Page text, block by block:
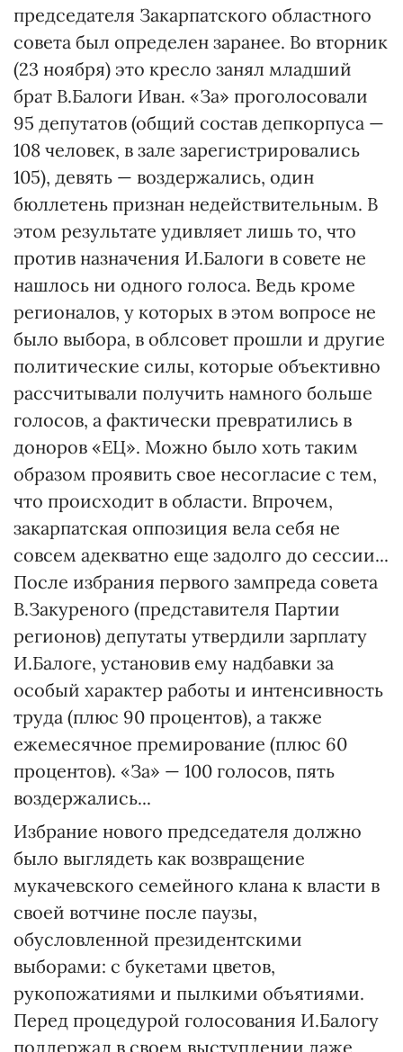
председателя Закарпатского областного
совета был определен заранее. Во вторник
(23 ноября) это кресло занял младший
брат В.Балоги Иван. «За» проголосовали
95 депутатов (общий состав депкорпуса —
108 человек, в зале зарегистрировались
105), девять — воздержались, один
бюллетень признан недействительным. В
этом результате удивляет лишь то, что
против назначения И.Балоги в совете не
нашлось ни одного голоса. Ведь кроме
регионалов, у которых в этом вопросе не
было выбора, в облсовет прошли и другие
политические силы, которые объективно
рассчитывали получить намного больше
голосов, а фактически превратились в
доноров «ЕЦ». Можно было хоть таким
образом проявить свое несогласие с тем,
что происходит в области. Впрочем,
закарпатская оппозиция вела себя не
совсем адекватно еще задолго до сессии...
После избрания первого зампреда совета
В.Закуреного (представителя Партии
регионов) депутаты утвердили зарплату
И.Балоге, установив ему надбавки за
особый характер работы и интенсивность
труда (плюс 90 процентов), а также
ежемесячное премирование (плюс 60
процентов). «За» — 100 голосов, пять
воздержались...
Избрание нового председателя должно
было выглядеть как возвращение
мукачевского семейного клана к власти в
своей вотчине после паузы,
обусловленной президентскими
выборами: с букетами цветов,
рукопожатиями и пылкими объятиями.
Перед процедурой голосования И.Балогу
поддержал в своем выступлении даже